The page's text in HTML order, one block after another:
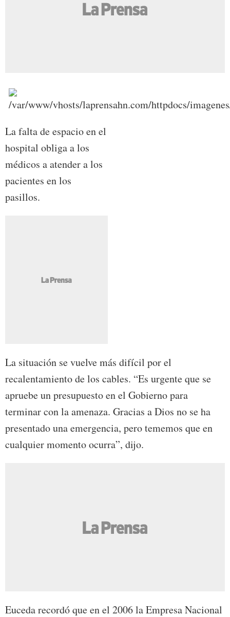
La falta de espacio en el
hospital obliga a los
médicos a atender a los
pacientes en los
pasillos.
La situación se vuelve más difícil por el
recalentamiento de los cables. “Es urgente que se
apruebe un presupuesto en el Gobierno para
terminar con la amenaza. Gracias a Dios no se ha
presentado una emergencia, pero tememos que en
cualquier momento ocurra”, dijo.
Euceda recordó que en el 2006 la Empresa Nacional